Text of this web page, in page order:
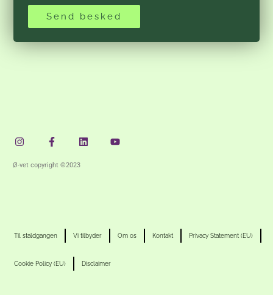
Send besked
f
Ø-vet copyright ©2023
Til staldgangen Vi tilbyder Om os Kontakt Privacy Statement (EU)
Cookie Policy (EU) Disclaimer